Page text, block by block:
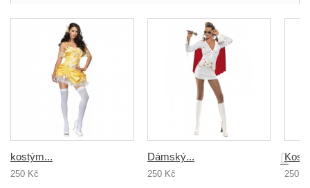
kostým...
250 Kč
Dámský...
250 Kč 250